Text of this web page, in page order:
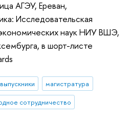
АГЭУ, Ереван,
Исследовательская
наук НИУ ВШЭ,
в шорт-листе
выпускники
магистратура
сотрудничество